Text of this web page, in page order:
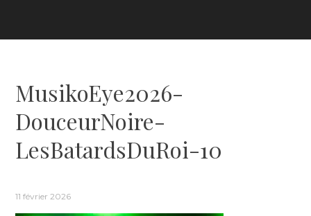
MusikoEye2026-
DouceurNoire-
LesBatardsDuRoi-10
11 février 2026